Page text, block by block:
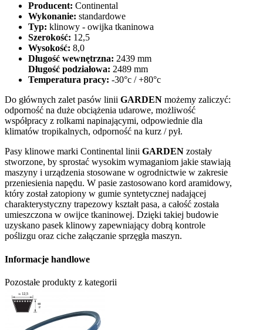
Producent: Continental
Wykonanie: standardowe
Typ: klinowy - owijka tkaninowa
Szerokość: 12,5
Wysokość: 8,0
Długość wewnętrzna: 2439 mm
Długość podziałowa: 2489 mm
Temperatura pracy: -30°c / +80°c
Do głównych zalet pasów linii GARDEN możemy zaliczyć:
odporność na duże obciążenia udarowe, możliwość
współpracy z rolkami napinającymi, odpowiednie dla
klimatów tropikalnych, odporność na kurz / pył.
Pasy klinowe marki Continental linii GARDEN zostały
stworzone, by sprostać wysokim wymaganiom jakie stawiają
maszyny i urządzenia stosowane w ogrodnictwie w zakresie
przeniesienia napędu. W pasie zastosowano kord aramidowy,
który został zatopiony w gumie syntetycznej nadającej
charakterystyczny trapezowy kształt pasa, a całość została
umieszczona w owijce tkaninowej. Dzięki takiej budowie
uzyskano pasek klinowy zapewniający dobrą kontrole
poślizgu oraz ciche załączanie sprzęgła maszyn.
Informacje handlowe
Pozostałe produkty z kategorii